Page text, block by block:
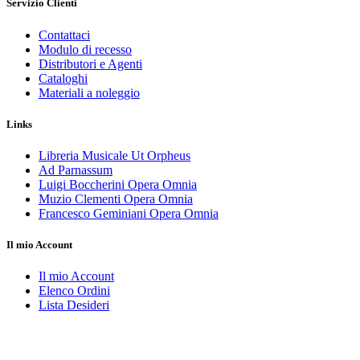
Servizio Clienti
Contattaci
Modulo di recesso
Distributori e Agenti
Cataloghi
Materiali a noleggio
Links
Libreria Musicale Ut Orpheus
Ad Parnassum
Luigi Boccherini Opera Omnia
Muzio Clementi Opera Omnia
Francesco Geminiani Opera Omnia
Il mio Account
Il mio Account
Elenco Ordini
Lista Desideri